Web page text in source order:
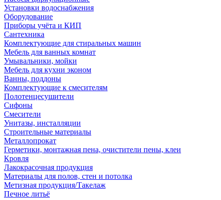
Установки водоснабжения
Оборудование
Приборы учёта и КИП
Сантехника
Комплектующие для стиральных машин
Мебель для ванных комнат
Умывальники, мойки
Мебель для кухни эконом
Ванны, поддоны
Комплектующие к смесителям
Полотенцесушители
Сифоны
Смесители
Унитазы, инсталляции
Строительные материалы
Металлопрокат
Герметики, монтажная пена, очистители пены, клеи
Кровля
Лакокрасочная продукция
Материалы для полов, стен и потолка
Метизная продукция/Такелаж
Печное литьё